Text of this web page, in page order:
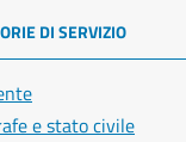
DI SERVIZIO
e stato civile